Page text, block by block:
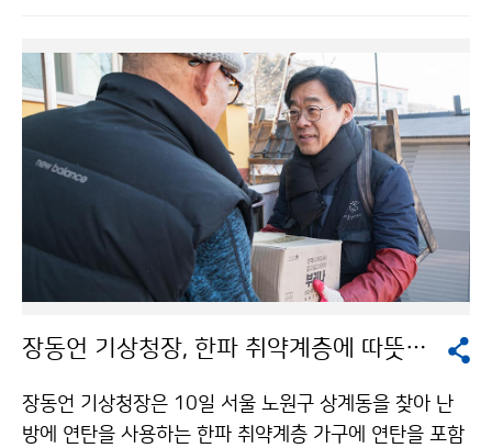
사진·영상 공모전 사무국 / 070-8098-2085
장동언 기상청장, 한파 취약계층에 따뜻한 손길
장동언 기상청장은 10일 서울 노원구 상계동을 찾아 난
방에 연탄을 사용하는 한파 취약계층 가구에 연탄을 포함